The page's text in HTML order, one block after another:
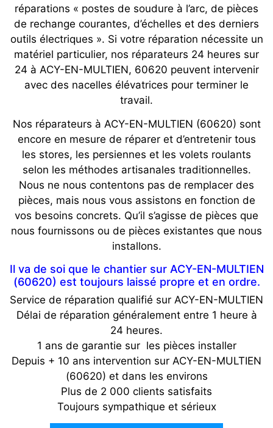
réparations « postes de soudure à l’arc, de pièces
de rechange courantes, d’échelles et des derniers
outils électriques ». Si votre réparation nécessite un
matériel particulier, nos réparateurs 24 heures sur
24 à ACY-EN-MULTIEN, 60620 peuvent intervenir
avec des nacelles élévatrices pour terminer le
travail.
Nos réparateurs à ACY-EN-MULTIEN (60620) sont
encore en mesure de réparer et d’entretenir tous
les stores, les persiennes et les volets roulants
selon les méthodes artisanales traditionnelles.
Nous ne nous contentons pas de remplacer des
pièces, mais nous vous assistons en fonction de
vos besoins concrets. Qu’il s’agisse de pièces que
nous fournissons ou de pièces existantes que nous
installons.
Il va de soi que le chantier sur ACY-EN-MULTIEN
(60620) est toujours laissé propre et en ordre.
Service de réparation qualifié sur ACY-EN-MULTIEN
Délai de réparation généralement entre 1 heure à
24 heures.
1 ans de garantie sur les pièces installer
Depuis + 10 ans intervention sur ACY-EN-MULTIEN
(60620) et dans les environs
Plus de 2 000 clients satisfaits
Toujours sympathique et sérieux